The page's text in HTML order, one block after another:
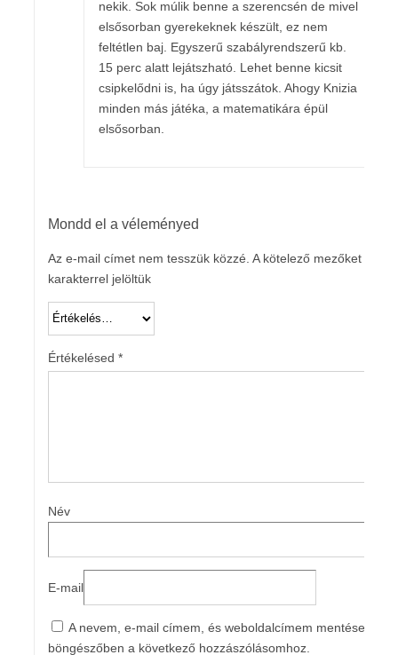
nekik. Sok múlik benne a szerencsén de mivel
elsősorban gyerekeknek készült, ez nem
feltétlen baj. Egyszerű szabályrendszerű kb.
15 perc alatt lejátszható. Lehet benne kicsit
csipkelődni is, ha úgy játsszátok. Ahogy Knizia
minden más játéka, a matematikára épül
elsősorban.
Mondd el a véleményed
Az e-mail címet nem tesszük közzé. A kötelező mezőket
karakterrel jelöltük
Értékelésed *
Név
E-mail
A nevem, e-mail címem, és weboldalcímem mentése a
böngészőben a következő hozzászólásomhoz.